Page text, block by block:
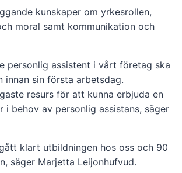
kunskaper om yrkesrollen,
moral samt kommunikation och
personlig assistent i vårt företag ska
innan sin första arbetsdag.
resurs för att kunna erbjuda en
behov av personlig assistans, säger
klart utbildningen hos oss och 90
säger Marjetta Leijonhufvud.